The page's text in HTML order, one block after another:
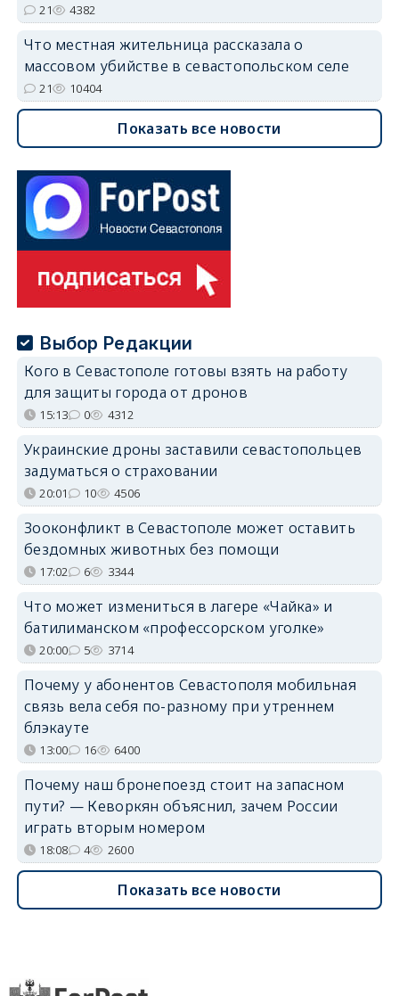
21 4382
Что местная жительница рассказала о
массовом убийстве в севастопольском селе
21 10404
Показать все новости
Выбор Редакции
Кого в Севастополе готовы взять на работу
для защиты города от дронов
15:13 0 4312
Украинские дроны заставили севастопольцев
задуматься о страховании
20:01 10 4506
Зооконфликт в Севастополе может оставить
бездомных животных без помощи
17:02 6 3344
Что может измениться в лагере «Чайка» и
батилиманском «профессорском уголке»
20:00 5 3714
Почему у абонентов Севастополя мобильная
связь вела себя по-разному при утреннем
блэкауте
13:00 16 6400
Почему наш бронепоезд стоит на запасном
пути? — Кеворкян объяснил, зачем России
играть вторым номером
18:08 4 2600
Показать все новости